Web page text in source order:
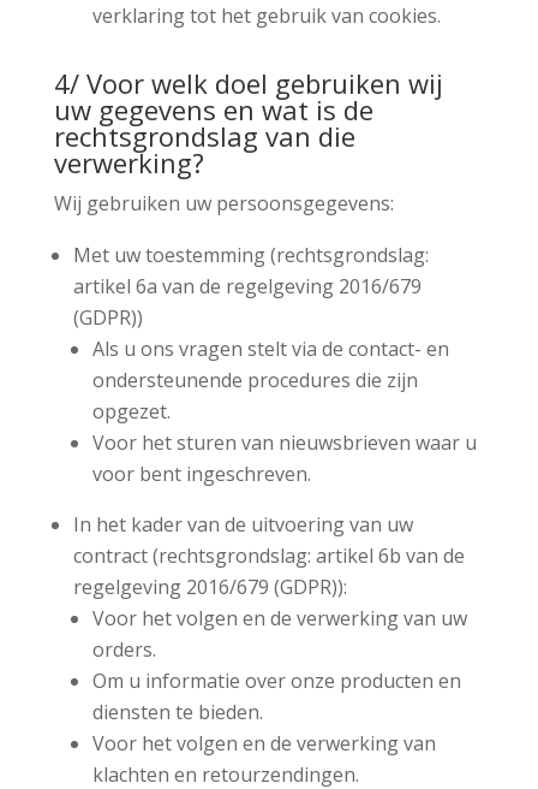
verklaring tot het gebruik van cookies.
4/ Voor welk doel gebruiken wij
uw gegevens en wat is de
rechtsgrondslag van die
verwerking?
Wij gebruiken uw persoonsgegevens:
Met uw toestemming (rechtsgrondslag:
artikel 6a van de regelgeving 2016/679
(GDPR))
Als u ons vragen stelt via de contact- en
ondersteunende procedures die zijn
opgezet.
Voor het sturen van nieuwsbrieven waar u
voor bent ingeschreven.
In het kader van de uitvoering van uw
contract (rechtsgrondslag: artikel 6b van de
regelgeving 2016/679 (GDPR)):
Voor het volgen en de verwerking van uw
orders.
Om u informatie over onze producten en
diensten te bieden.
Voor het volgen en de verwerking van
klachten en retourzendingen.